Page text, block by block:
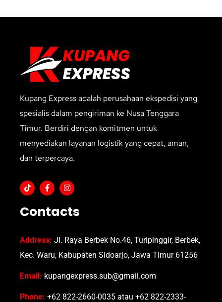
Kupang Express adalah perusahaan ekspedisi yang
spesialis dalam pengiriman ke Nusa Tenggara
Timur. Berdiri dengan komitmen untuk
menyediakan layanan logistik yang cepat, aman,
dan terpercaya.
Contacts
Address: Jl. Raya Berbek No.46, Turipinggir, Berbek,
Kec. Waru, Kabupaten Sidoarjo, Jawa Timur 61256
Email: kupangexpress.sub@gmail.com
Phone: +62 822-2660-0035 atau +62 822-2333-